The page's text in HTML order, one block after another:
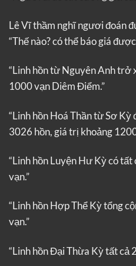
Lê Vĩ thầm nghĩ ngươi đoán
“Thế nào? có thể báo giá
“Linh hồn từ Nguyên Anh trở
1000 vạn Diêm Điểm.”
“Linh hồn Hoá Thần từ Sơ
3026 hồn, giá trị khoảng
“Linh hồn Luyện Hư Kỳ có
vạn.”
“Linh hồn Hợp Thể Kỳ tổng
vạn.”
“Linh hồn Đại Thừa Kỳ tất cả